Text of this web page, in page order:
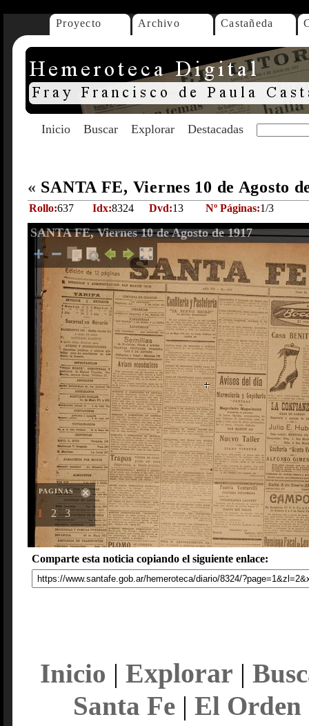
Proyecto Archivo Castañeda
Inicio Buscar Explorar Destacadas
« SANTA FE, Viernes 10 de Agosto
Rollo:637 Idx:8324 Dvd:13 Nº Páginas:1/3
SANTA FE, Viernes 10 de Agosto de 1917
PAGINAS
1 2 3
Comparte esta noticia copiando el siguiente enlace:
Inicio | Explorar |
Santa Fe| El Orden